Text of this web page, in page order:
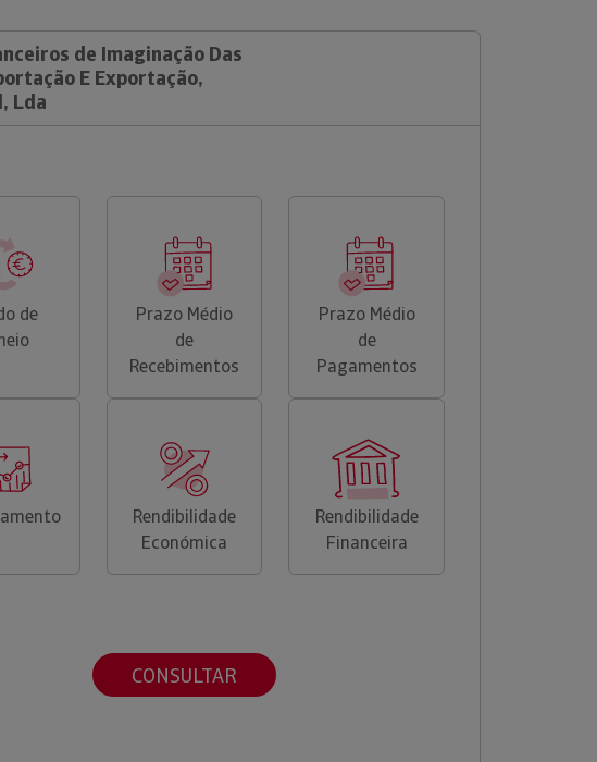
de Imaginação Das
E Exportação,
Lda
de
Prazo Médio
de
Recebimentos
Prazo Médio
de
Pagamentos
Rendibilidade
Económica
Rendibilidade
Financeira
CONSULTAR